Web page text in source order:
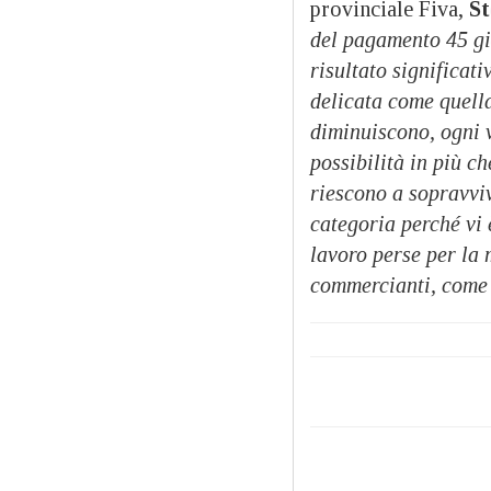
provinciale Fiva,
del pagamento 45
risultato
delicata come
diminuiscono, ogni
possibilità in più
riescono a
categoria perché vi
lavoro perse per la
commercianti,